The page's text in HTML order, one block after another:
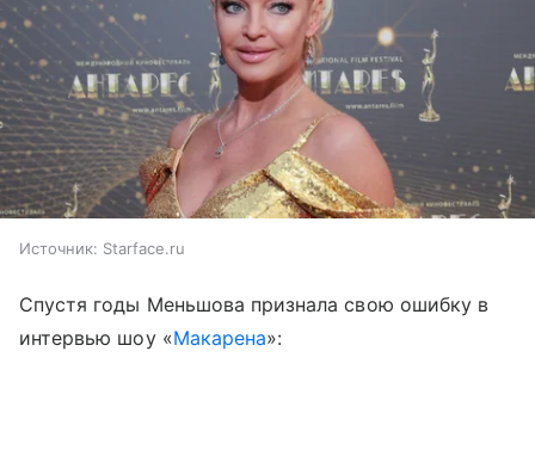
Источник: Starface.ru
Спустя годы Меньшова признала свою ошибку в
интервью шоу «Макарена»: